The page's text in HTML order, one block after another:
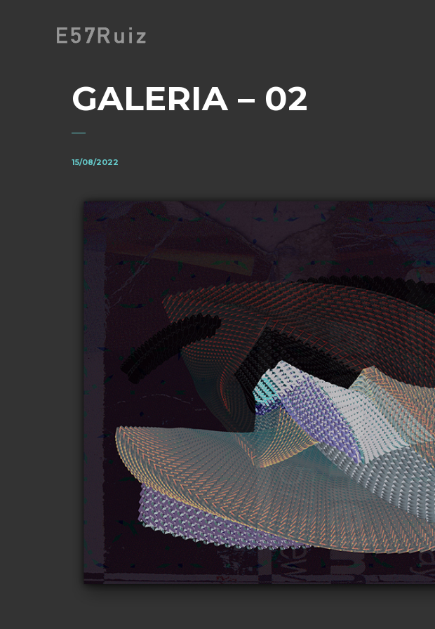
GALERIA – 02
15/08/2022